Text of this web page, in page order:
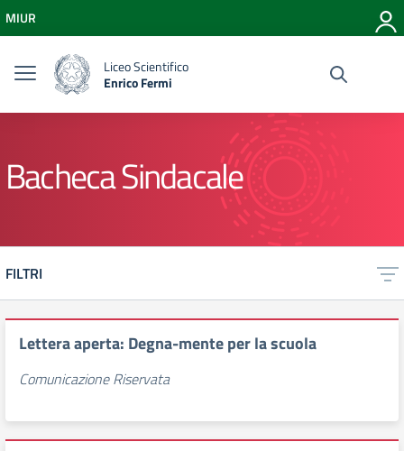
Vai al menu di navigazione
Vai al footer
MIUR
Liceo Scientifico
Enrico Fermi
Bacheca Sindacale
FILTRI
Lettera aperta: Degna-mente per la scuola
Comunicazione Riservata